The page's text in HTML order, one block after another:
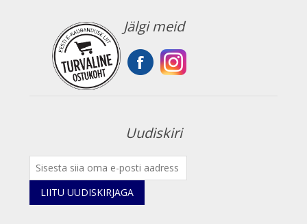
Jälgi meid
Uudiskiri
LIITU UUDISKIRJAGA